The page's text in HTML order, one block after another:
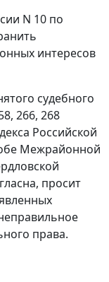
N 10 по
интересов
судебного
, 266, 268
Российской
Межрайонной
просит
права.